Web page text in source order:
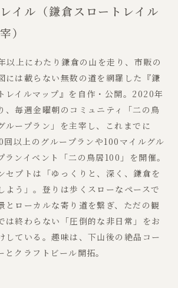
レイル（鎌倉スロートレイル
）
以上にわたり鎌倉の山を走り、市販の
には載らない無数の道を網羅した『鎌
レイルマップ』を自作・公開。2020年
、毎週金曜朝のコミュニティ「二の鳥
ループラン」を主宰し、これまでに
回以上のグループランや100マイルグル
ランイベント「二の鳥居100」を開催。
セプトは「ゆっくりと、深く、鎌倉を
よう」。登りは歩くスローなペースで
とローカルな寄り道を繋ぎ、ただの観
は終わらない「圧倒的な非日常」をお
している。趣味は、下山後の絶品コー
とクラフトビール開拓。